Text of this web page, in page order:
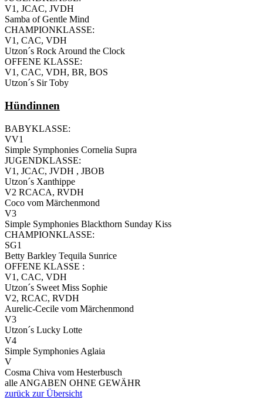
V1, JCAC, JVDH
Samba of Gentle Mind
CHAMPIONKLASSE:
V1, CAC, VDH
Utzon´s Rock Around the Clock
OFFENE KLASSE:
V1, CAC, VDH, BR, BOS
Utzon´s Sir Toby
Hündinnen
BABYKLASSE:
VV1
Simple Symphonies Cornelia Supra
JUGENDKLASSE:
V1, JCAC, JVDH , JBOB
Utzon´s Xanthippe
V2 RCACA, RVDH
Coco vom Märchenmond
V3
Simple Symphonies Blackthorn Sunday Kiss
CHAMPIONKLASSE:
SG1
Betty Barkley Tequila Sunrice
OFFENE KLASSE :
V1, CAC, VDH
Utzon´s Sweet Miss Sophie
V2, RCAC, RVDH
Aurelic-Cecile vom Märchenmond
V3
Utzon´s Lucky Lotte
V4
Simple Symphonies Aglaia
V
Cosma Chiva vom Hesterbusch
alle ANGABEN OHNE GEWÄHR
zurück zur Übersicht